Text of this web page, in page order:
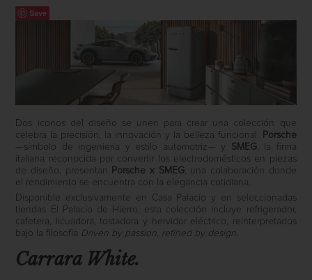
Save
Dos iconos del diseño se unen para crear una colección que
celebra la precisión, la innovación y la belleza funcional.
Porsche
—símbolo de ingeniería y estilo automotriz— y SMEG, la firma
italiana reconocida por convertir los electrodomésticos en piezas
de diseño, presentan
Porsche x SMEG, una colaboración donde
el rendimiento se encuentra con la elegancia cotidiana.
Disponible exclusivamente en Casa Palacio y en seleccionadas
tiendas El Palacio de Hierro, esta colección incluye refrigerador,
cafetera, licuadora, tostadora y hervidor eléctrico, reinterpretados
bajo la filosofía Driven by passion, refined by design.
Carrara White.